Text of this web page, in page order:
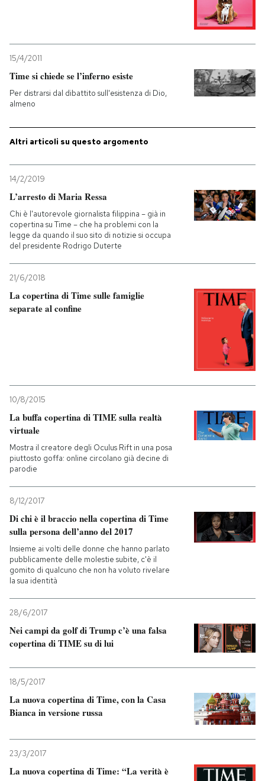
15/4/2011
Time si chiede se l’inferno esiste
Per distrarsi dal dibattito sull'esistenza di Dio,
almeno
Altri articoli su questo argomento
14/2/2019
L’arresto di Maria Ressa
Chi è l'autorevole giornalista filippina – già in
copertina su Time – che ha problemi con la
legge da quando il suo sito di notizie si occupa
del presidente Rodrigo Duterte
21/6/2018
La copertina di Time sulle famiglie
separate al confine
10/8/2015
La buffa copertina di TIME sulla realtà
virtuale
Mostra il creatore degli Oculus Rift in una posa
piuttosto goffa: online circolano già decine di
parodie
8/12/2017
Di chi è il braccio nella copertina di Time
sulla persona dell’anno del 2017
Insieme ai volti delle donne che hanno parlato
pubblicamente delle molestie subite, c'è il
gomito di qualcuno che non ha voluto rivelare
la sua identità
28/6/2017
Nei campi da golf di Trump c’è una falsa
copertina di TIME su di lui
18/5/2017
La nuova copertina di Time, con la Casa
Bianca in versione russa
23/3/2017
La nuova copertina di Time: “La verità è